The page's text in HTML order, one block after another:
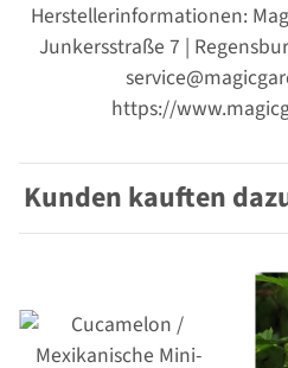
Herstellerinformationen:
Junkersstraße 7 |
https://
Kunden kauften